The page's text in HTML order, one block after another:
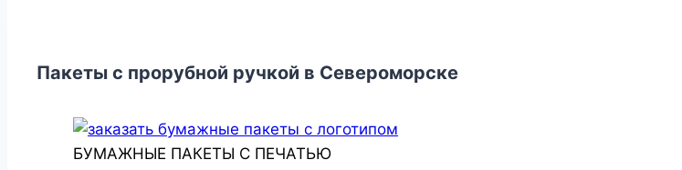
Пакеты с прорубной ручкой в Североморске
БУМАЖНЫЕ ПАКЕТЫ С ПЕЧАТЬЮ